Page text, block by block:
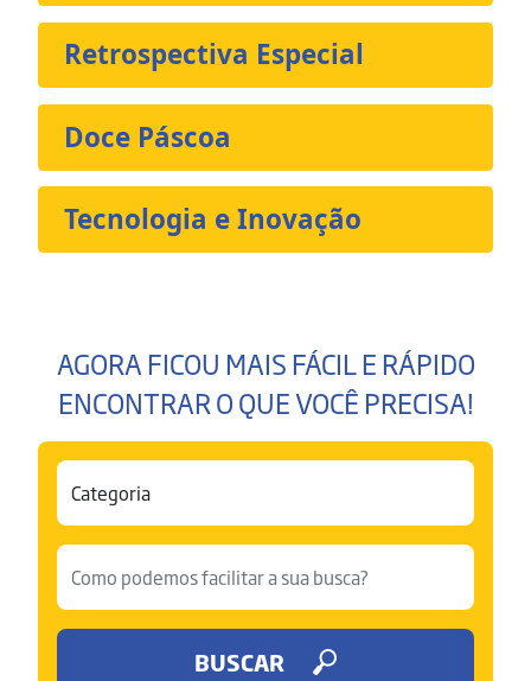
Retrospectiva Especial
Doce Páscoa
Tecnologia e Inovação
AGORA FICOU MAIS FÁCIL E RÁPIDO
ENCONTRAR O QUE VOCÊ PRECISA!
BUSCAR